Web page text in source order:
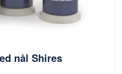
nål Shires